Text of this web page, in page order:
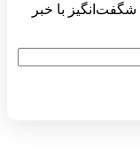
شگفت‌انگیز با خبر